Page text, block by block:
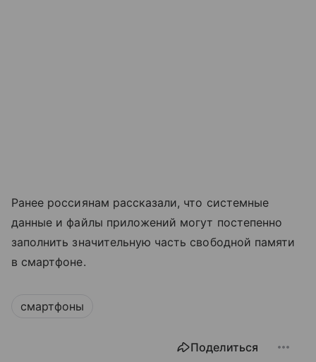
Ранее россиянам рассказали, что системные
данные и файлы приложений могут постепенно
заполнить значительную часть свободной памяти
в смартфоне.
смартфоны
Поделиться